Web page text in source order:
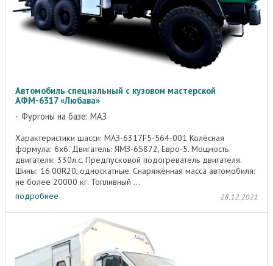
Автомобиль специальный с кузовом мастерской
АФМ-6317 «Любава»
Фургоны на базе: МАЗ
Характеристики шасси: МАЗ-6317F5-564-001 Колёсная
формула: 6х6. Двигатель: ЯМЗ-65872, Евро-5. Мощность
двигателя: 330л.с. Предпусковой подогреватель двигателя.
Шины: 16.00R20, односкатные. Снаряжённая масса автомобиля:
не более 20000 кг. Топливный ...
подробнее
28.12.2021